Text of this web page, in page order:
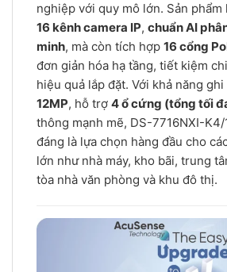
nghiệp với quy mô lớn. Sản
16 kênh camera IP, chuẩn AI
minh, mà còn tích hợp 16 cổng
đơn giản hóa hạ tầng, tiết kiệm
hiệu quả lắp đặt. Với khả năng
12MP, hỗ trợ 4 ổ cứng (tổng tối
thông mạnh mẽ, DS-7716NXI-K4/
đáng là lựa chọn hàng đầu cho
lớn như nhà máy, kho bãi, trung
tòa nhà văn phòng và khu đô thị.